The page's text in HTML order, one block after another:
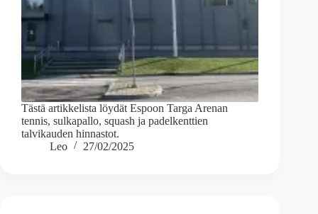
Tästä artikkelista löydät Espoon Targa Arenan
tennis, sulkapallo, squash ja padelkenttien
talvikauden hinnastot.
Leo
27/02/2025